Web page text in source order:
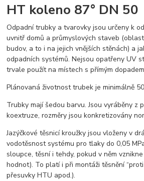
HT koleno 87° DN 50
Odpadní trubky a tvarovky jsou určeny k
uvnitř domů a průmyslových staveb
budov, a to i na jejich vnějších stěnách) a
odpadních systémů. Nejsou opatřeny UV
trvale použít na místech s přímým
Plánovaná životnost trubek je minimálně
Trubky mají šedou barvu. Jsou vyráběny z
koextruze, rozměry jsou konkretizovány
Jazýčkové těsnicí kroužky jsou vloženy v
vodotěsnost systému pro tlaky do 0,05
sloupce, těsní i tehdy, pokud v něm
hodnot). To platí i při montáži těsnění
přesuvky HTU apod.).